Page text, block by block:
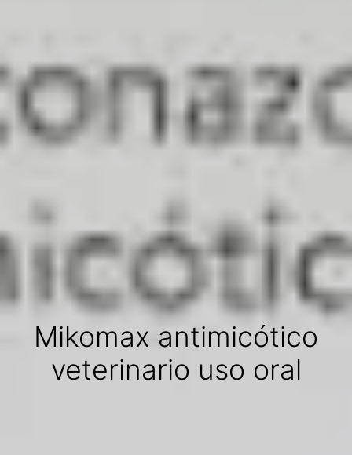
Mikomax antimicótico
veterinario uso oral